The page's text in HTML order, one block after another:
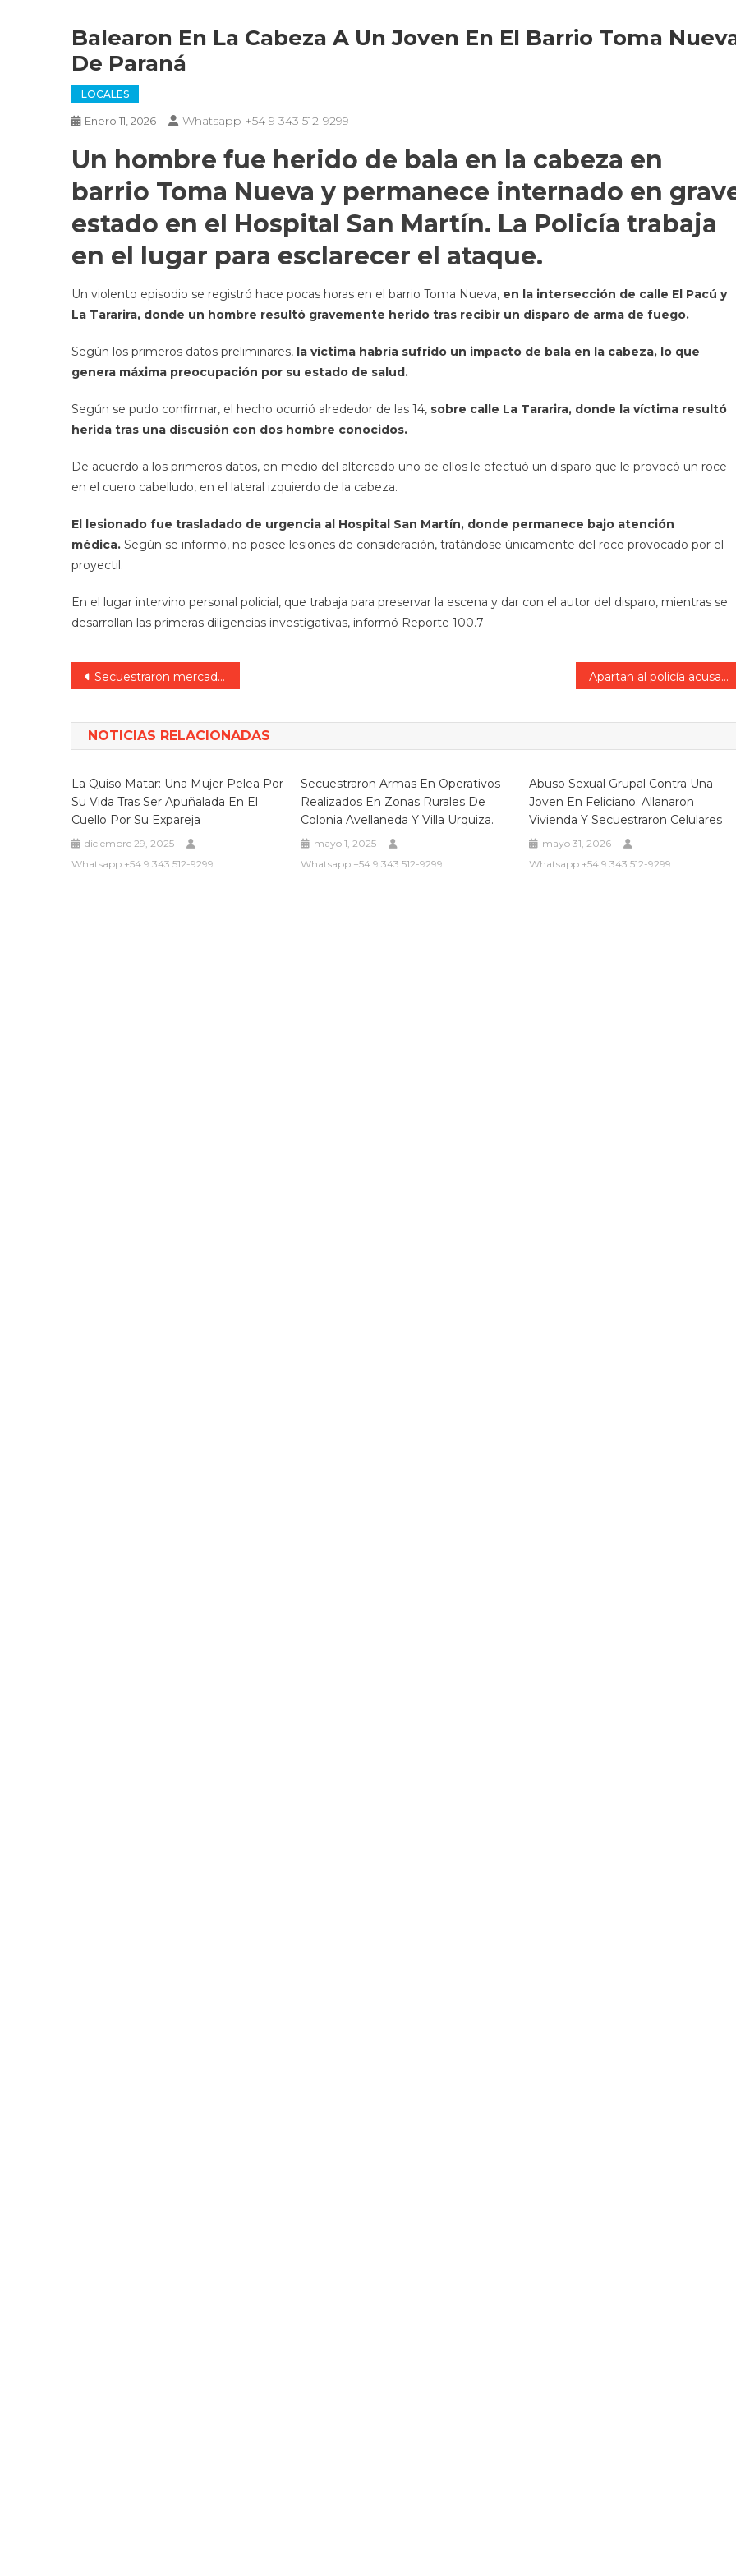
Balearon En La Cabeza A Un Joven En El Barrio Toma
De Paraná
LOCALES
Enero 11, 2026 Whatsapp +54 9 343 512-9299
Un hombre fue herido de bala en la cabeza en
barrio Toma Nueva y permanece internado en
estado en el Hospital San Martín. La Policía trabaja
en el lugar para esclarecer el ataque.
Un violento episodio se registró hace pocas horas en el barrio Toma Nueva, en la intersección de calle El Pacú y
La Tararira, donde un hombre resultó gravemente herido tras recibir un disparo de arma de fuego.
Según los primeros datos preliminares, la víctima habría sufrido un impacto de bala en la cabeza, lo que
genera máxima preocupación por su estado de salud.
Según se pudo confirmar, el hecho ocurrió alrededor de las 14, sobre calle La Tararira, donde la víctima resultó
herida tras una discusión con dos hombre conocidos.
De acuerdo a los primeros datos, en medio del altercado uno de ellos le efectuó un disparo que le provocó un roce
en el cuero cabelludo, en el lateral izquierdo de la cabeza.
El lesionado fue trasladado de urgencia al Hospital San Martín, donde permanece bajo atención
médica. Según se informó, no posee lesiones de consideración, tratándose únicamente del roce provocado por el
proyectil.
En el lugar intervino personal policial, que trabaja para preservar la escena y dar con el autor del disparo, mientras se
desarrollan las primeras diligencias investigativas, informó Reporte 100.7
Navegación
entradas
Secuestraron mercadería valuada en $30 millones en el Puesto del Túnel Subfluvial Apartan al policía acusado de agredir a su pareja: entregó su arma y tiene medidas restrictivas
NOTICIAS RELACIONADAS
La Quiso Matar: Una Mujer Pelea Por
Su Vida Tras Ser Apuñalada En El
Cuello Por Su Expareja
diciembre 29, 2025
Whatsapp +54 9 343 512-9299
Secuestraron Armas En Operativos
Realizados En Zonas Rurales De
Colonia Avellaneda Y Villa Urquiza.
mayo 1, 2025
Whatsapp +54 9 343 512-9299
Abuso Sexual Grupal Contra Una
Joven En Feliciano: Allanaron
Vivienda Y Secuestraron Celulares
mayo 31, 2026
Whatsapp +54 9 343 512-9299